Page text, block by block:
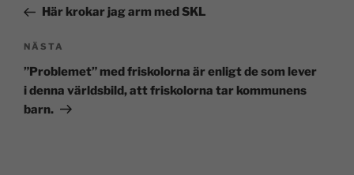
Här krokar jag arm med SKL
NÄSTA
”Problemet” med friskolorna är enligt de som lever
i denna världsbild, att friskolorna tar kommunens
barn.